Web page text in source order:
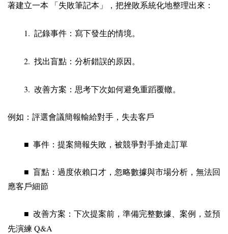
著建立一本 「失敗筆記本」，把挫敗系統化地整理出來：
1. 記錄事件：寫下發生的情境。
2. 找出盲點：分析錯誤的原因。
3. 改善方案：思考下次如何避免重蹈覆轍。
例如：評選會議簡報輸給對手，失去客戶
■ 事件：提案簡報失敗，被競爭對手搶走訂單
■ 盲點：過度依賴口才，忽略數據與市場分析，無法回
應客戶細節
■ 改善方案：下次提案前，準備完整數據、案例，並預
先演練 Q&A